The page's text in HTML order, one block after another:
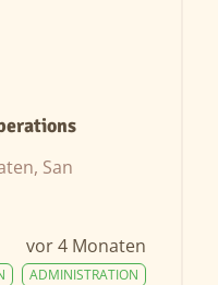
San
vor 4 Monaten
ADMINISTRATION